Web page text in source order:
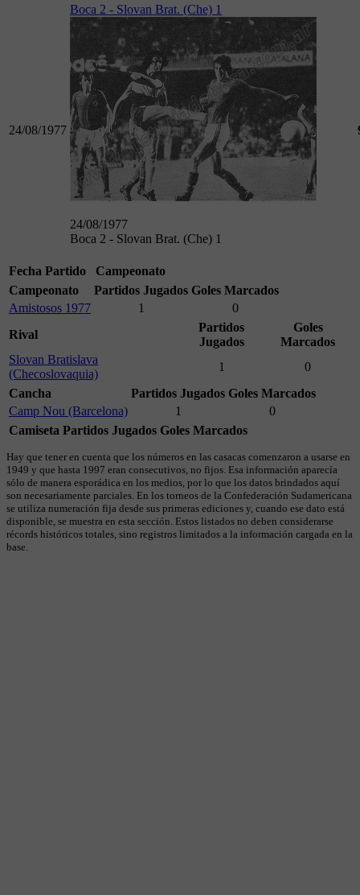
24/08/1977
Boca 2 - Slovan Brat. (Che) 1
24/08/1977
Boca 2 - Slovan Brat. (Che) 1
Fecha Partido
Campeonato
Campeonato
Partidos Jugados Goles Marcados
Amistosos 1977
1
0
Rival
Partidos
Jugados
Goles
Marcados
Slovan Bratislava
(Checoslovaquia)
1
0
Cancha
Partidos Jugados Goles Marcados
Camp Nou (Barcelona)
1
0
Camiseta Partidos Jugados Goles Marcados
Hay que tener en cuenta que los números en las casacas comenzaron a usarse en
1949 y que hasta 1997 eran consecutivos, no fijos. Esa información aparecía
sólo de manera esporádica en los medios, por lo que los datos brindados aquí
son necesariamente parciales. En los torneos de la Confederación Sudamericana
se utiliza numeración fija desde sus primeras ediciones y, cuando ese dato está
disponible, se muestra en esta sección. Estos listados no deben considerarse
récords históricos totales, sino registros limitados a la información cargada en la
base.